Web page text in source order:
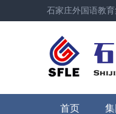
石家庄外国语教育
首页